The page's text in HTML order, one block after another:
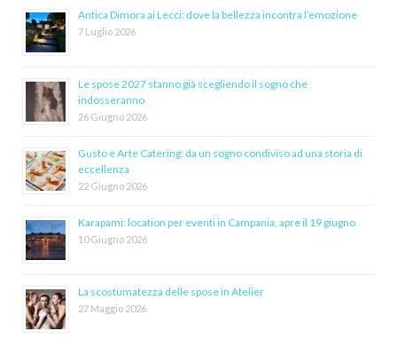
Antica Dimora ai Lecci: dove la bellezza incontra l’emozione
7 Luglio 2026
Le spose 2027 stanno già scegliendo il sogno che
indosseranno
26 Giugno 2026
Gusto e Arte Catering: da un sogno condiviso ad una storia di
eccellenza
22 Giugno 2026
Karapami: location per eventi in Campania, apre il 19 giugno
10 Giugno 2026
La scostumatezza delle spose in Atelier
27 Maggio 2026